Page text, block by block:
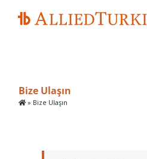
Bize Ulaşın
» Bize Ulaşın